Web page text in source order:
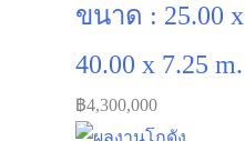
ขนาด : 25.00 x
40.00 x 7.25 m.
฿4,300,000